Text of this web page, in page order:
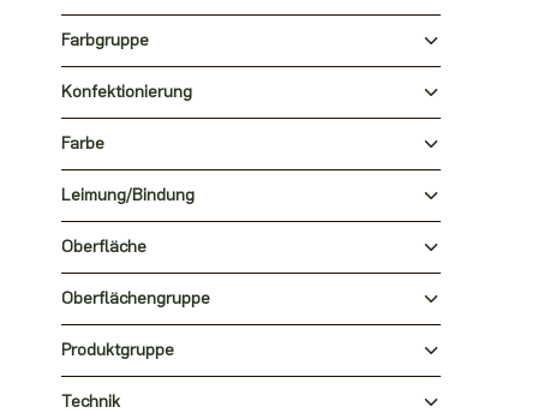
Farbgruppe
Konfektionierung
Farbe
Leimung/Bindung
Oberfläche
Oberflächengruppe
Produktgruppe
Technik